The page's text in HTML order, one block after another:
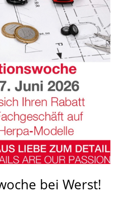
bei Werst!